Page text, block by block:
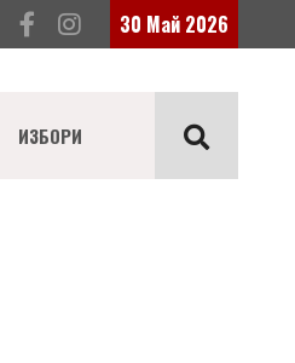
30 Май 2026
ИЗБОРИ